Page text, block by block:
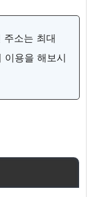
주소는 최대
이용을 해보시